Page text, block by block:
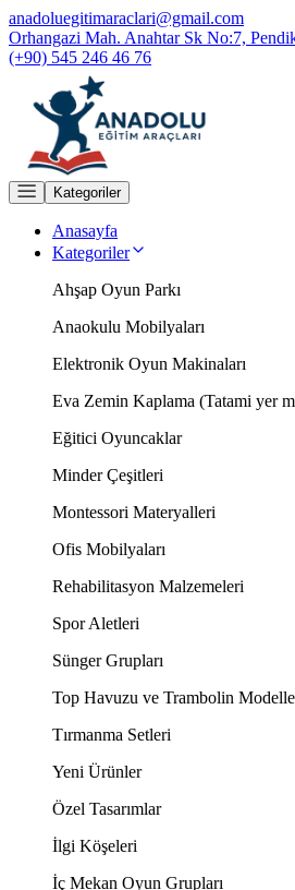
anadoluegitimaraclari@gmail.com
Orhangazi Mah. Anahtar Sk No:7,
(+90) 545 246 46 76
Kategoriler
Anasayfa
Kategoriler
Ahşap Oyun Parkı
Anaokulu Mobilyaları
Elektronik Oyun Makinaları
Eva Zemin Kaplama (Tatami yer
Eğitici Oyuncaklar
Minder Çeşitleri
Montessori Materyalleri
Ofis Mobilyaları
Rehabilitasyon Malzemeleri
Spor Aletleri
Sünger Grupları
Top Havuzu ve Trambolin
Tırmanma Setleri
Yeni Ürünler
Özel Tasarımlar
İlgi Köşeleri
İç Mekan Oyun Grupları